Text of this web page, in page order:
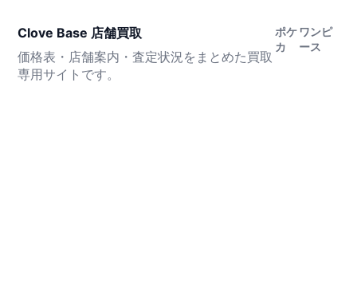
Clove Base 店舗買取
価格表・店舗案内・査定状況をまとめた買取
専用サイトです。
ポケ
カ
ワンピ
ース